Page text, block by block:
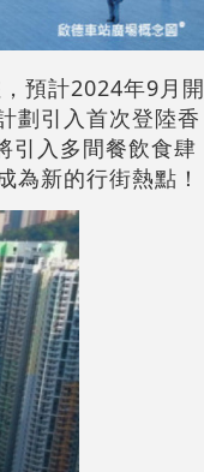
預計2024年9月開
劃引入首次登陸香
引入多間餐飲食肆
為新的行街熱點！